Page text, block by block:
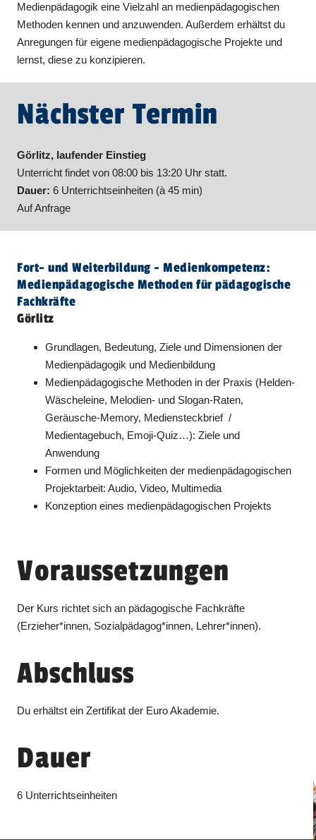
Medienpädagogik eine Vielzahl an medienpädagogischen
Methoden kennen und anzuwenden. Außerdem erhältst du
Anregungen für eigene medienpädagogische Projekte und
lernst, diese zu konzipieren.
Nächster Termin
Görlitz, laufender Einstieg
Unterricht findet von 08:00 bis 13:20 Uhr statt.
Dauer: 6 Unterrichtseinheiten (à 45 min)
Auf Anfrage
Fort- und Weiterbildung - Medienkompetenz:
Medienpädagogische Methoden für pädagogische
Fachkräfte
Görlitz
Grundlagen, Bedeutung, Ziele und Dimensionen der
Medienpädagogik und Medienbildung
Medienpädagogische Methoden in der Praxis (Helden-
Wäscheleine, Melodien- und Slogan-Raten,
Geräusche-Memory, Mediensteckbrief /
Medientagebuch, Emoji-Quiz…): Ziele und
Anwendung
Formen und Möglichkeiten der medienpädagogischen
Projektarbeit: Audio, Video, Multimedia
Konzeption eines medienpädagogischen Projekts
Voraussetzungen
Der Kurs richtet sich an pädagogische Fachkräfte
(Erzieher*innen, Sozialpädagog*innen, Lehrer*innen).
Abschluss
Du erhältst ein Zertifikat der Euro Akademie.
Dauer
6 Unterrichtseinheiten